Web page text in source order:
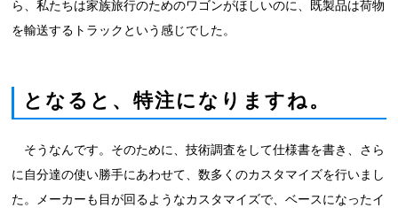
ら、私たちは家族旅行のためのワゴンがほしいのに、既製品は荷物
を輸送するトラックという感じでした。
となると、特注になりますね。
そうなんです。そのために、技術調査をして仕様書を書き、さら
に自分達の使い勝手にあわせて、数多くのカスタマイズを行いまし
た。メーカーも目が回るようなカスタマイズで、ベースになったイ